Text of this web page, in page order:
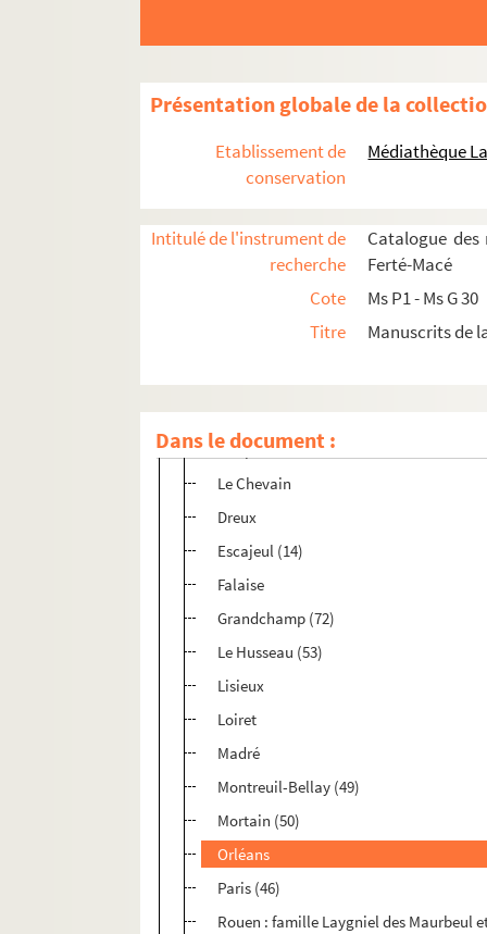
Présentation globale de la
Etablissement de
conservation
Médiathèque
Intitulé de l'instrument de
recherche
Catalogue
Ferté-Macé
Cote
Ms P1 - Ms G 30
Titre
Manuscrits de
Dans le document :
42. Chartrier de Chantepie
43. Chartrier de Montesson
44. Chartrier de Montesson : Famille de
45-46. Communes non ornaises
Aillières Beauvoir (72)
Champfleur
Chantilly : plan cadastre
Chapelle du Riboul
Le Chevain
Dreux
Escajeul (14)
Falaise
Grandchamp (72)
Le Husseau (53)
Lisieux
Loiret
Madré
Montreuil-Bellay (49)
Mortain (50)
Orléans
Paris (46)
Rouen : famille Laygniel des Maurbeul